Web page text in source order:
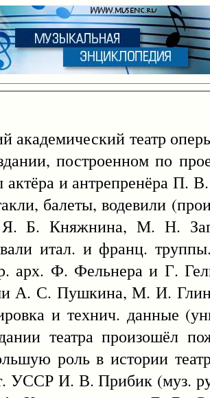
театр оперы
построенном по
и антрепренёра П.
балеты, водевили
Б. Княжнина, М. Н.
итал. и франц.
арх. Ф. Фельнера и Г.
А. С. Пушкина, М. И.
и технич. данные
театра произошёл
роль в истории
УССР И. В. Прибик (муз.